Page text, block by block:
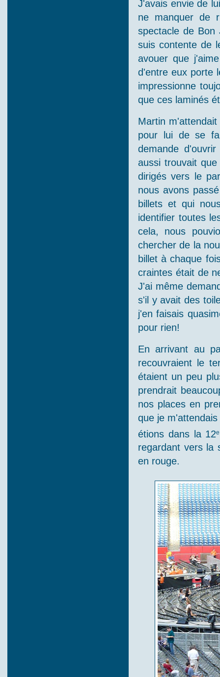
J'avais envie de
ne manquer de
spectacle de
suis contente de
avouer que
d'entre eux porte
impressionne
que ces laminés
Martin
pour lui de se
demande
aussi trouvait
dirigés vers le
nous avons
billets et qui
identifier toutes
cela, nous
chercher de la
billet à chaque
craintes était de
J'ai même
s'il y avait des
j'en faisais
pour rien!
En arrivant au
recouvraient le
étaient un peu
prendrait
nos places en
que je
étions dans la 12e
regardant vers la
en rouge.